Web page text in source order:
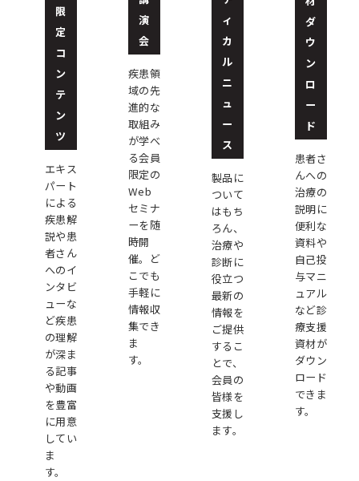
限
定
コ
ン
テ
ン
ツ
エキス
パート
による
疾患解
説や患
者さん
へのイ
ンタビ
ューな
ど疾患
の理解
が深ま
る記事
や動画
を豊富
に用意
してい
ま
す。
演
会
疾患領
域の先
進的な
取組み
が学べ
る会員
限定の
Web
セミナ
ーを随
時開
催。ど
こでも
手軽に
情報収
集でき
ま
す。
ィ
カ
ル
ニ
ュ
ー
ス
製品に
ついて
はもち
ろん、
治療や
診断に
役立つ
最新の
情報を
ご提供
するこ
とで、
会員の
皆様を
支援し
ます。
ダ
ウ
ン
ロ
ー
ド
患者さ
んへの
治療の
説明に
便利な
資料や
自己投
与マニ
ュアル
など診
療支援
資材が
ダウン
ロード
できま
す。